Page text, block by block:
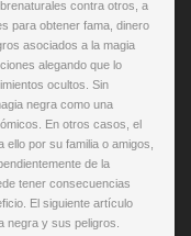
contra otros, a
para obtener fama, dinero
asociados a la magia
alegando que lo
ocultos. Sin
negra como una
En otros casos, el
por su familia o amigos,
de la
tener consecuencias
El siguiente artículo
negra y sus peligros.